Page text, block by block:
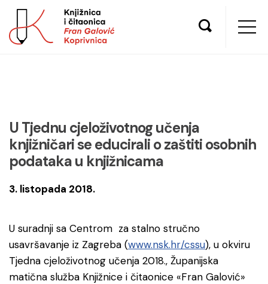
U Tjednu cjeloživotnog učenja
knjižničari se educirali o zaštiti osobnih
podataka u knjižnicama
3. listopada 2018.
U suradnji sa Centrom za stalno stručno
usavršavanje iz Zagreba (www.nsk.hr/cssu), u okviru
Tjedna cjeloživotnog učenja 2018., Županijska
matična služba Knjižnice i čitaonice «Fran Galović»